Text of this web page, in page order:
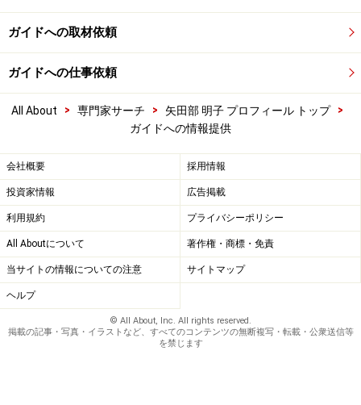
ガイドへの取材依頼
ガイドへの仕事依頼
All About > 専門家サーチ > 矢田部 明子 プロフィール トップ
>
ガイドへの情報提供
会社概要 採用情報
投資家情報 広告掲載
利用規約 プライバシーポリシー
All Aboutについて 著作権・商標・免責
当サイトの情報についての注意 サイトマップ
ヘルプ
© All About, Inc. All rights reserved.
掲載の記事・写真・イラストなど、すべてのコンテンツの無断複写・転載・公衆送信等
を禁じます